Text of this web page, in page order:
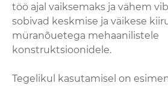
töö ajal vaiksemaks ja vähem
sobivad keskmise ja väikese
müranõuetega mehaanilistele
konstruktsioonidele.
Tegelikul kasutamisel on